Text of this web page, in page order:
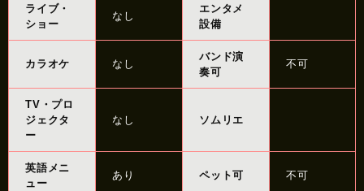
ライブ・
ショー
なし
エンタメ
設備
カラオケ なし
バンド演
奏可
不可
TV・プロ
ジェクタ
ー
なし ソムリエ
英語メニ
ュー
あり ペット可 不可